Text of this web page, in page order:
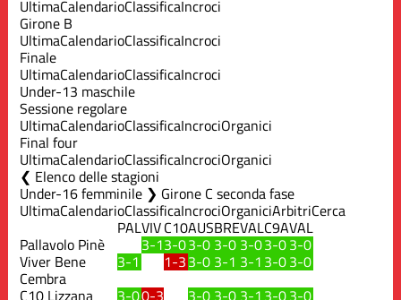
UltimaCalendarioClassificaIncroci
Girone B
UltimaCalendarioClassificaIncroci
Finale
UltimaCalendarioClassificaIncroci
Under-13 maschile
Sessione regolare
UltimaCalendarioClassificaIncrociOrganici
Final four
UltimaCalendarioClassificaIncrociOrganici
Elenco delle stagioni
Under-16 femminile ❯ Girone C seconda fase
UltimaCalendarioClassificaIncrociOrganiciArbitriCerca
PALVIVC10AUSBREVALC9AVAL
Pallavolo Pinè 3-13-03-0 3-0 3-03-03-0
Viver Bene
Cembra
3-1 1-33-0 3-1 3-1 3-03-0
C10 Lizzana
3-00-3 3-0 3-0 3-1 3-03-0